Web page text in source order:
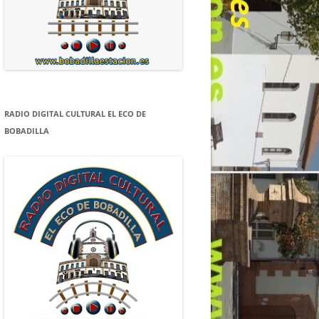
RADIO DIGITAL CULTURAL EL ECO DE
BOBADILLA